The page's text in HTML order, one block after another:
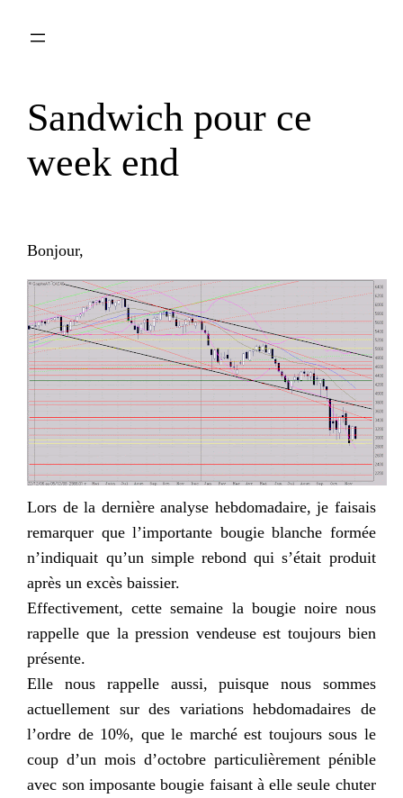
Sandwich pour ce
week end
Bonjour,
Lors de la dernière analyse hebdomadaire, je faisais
remarquer que l’importante bougie blanche formée
n’indiquait qu’un simple rebond qui s’était produit
après unexcès baissier.
Effectivement, cette semaine la bougie noire nous
rappelle que la pression vendeuse est toujours bien
présente.
Elle nous rappelle aussi, puisque nous sommes
actuellement sur des variations hebdomadaires de
l’ordre de 10%, que le marché est toujours sous le
coup d’un mois d’octobre particulièrement pénible
avec son imposante bougie faisant à elle seule chuter